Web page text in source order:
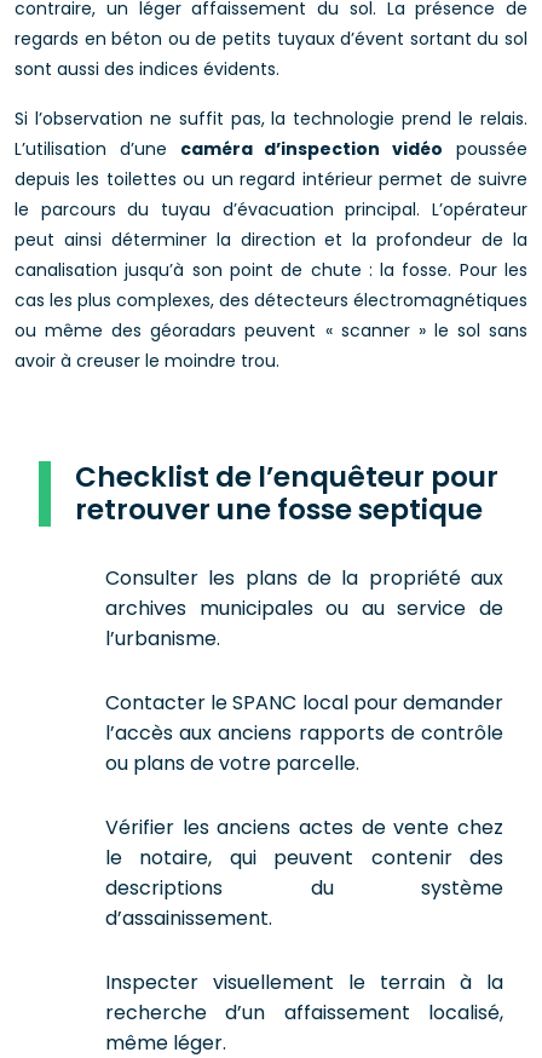
contraire, un léger affaissement du sol. La présence de
regards en béton ou de petits tuyaux d’évent sortant du sol
sont aussi des indices évidents.
Si l’observation ne suffit pas, la technologie prend le relais.
L’utilisation d’une caméra d’inspection vidéo poussée
depuis les toilettes ou un regard intérieur permet de suivre
le parcours du tuyau d’évacuation principal. L’opérateur
peut ainsi déterminer la direction et la profondeur de la
canalisation jusqu’à son point de chute : la fosse. Pour les
cas les plus complexes, des détecteurs électromagnétiques
ou même des géoradars peuvent « scanner » le sol sans
avoir à creuser le moindre trou.
Checklist de l’enquêteur pour
retrouver une fosse septique
Consulter les plans de la propriété aux
archives municipales ou au service de
l’urbanisme.
Contacter le SPANC local pour demander
l’accès aux anciens rapports de contrôle
ou plans de votre parcelle.
Vérifier les anciens actes de vente chez
le notaire, qui peuvent contenir des
descriptions du système
d’assainissement.
Inspecter visuellement le terrain à la
recherche d’un affaissement localisé,
même léger.